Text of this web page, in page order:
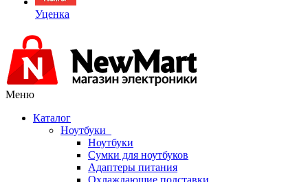
Уценка
Меню
Каталог
Ноутбуки
Ноутбуки
Сумки для ноутбуков
Адаптеры питания
Охлаждающие подставки